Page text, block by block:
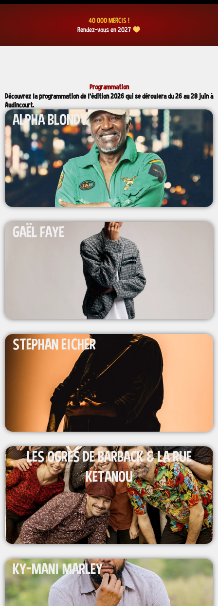
40 000 MERCIS !
Rendez-vous en 2027
Programmation
Découvrez la programmation de l'édition 2026 qui se déroulera du 26 au 28 juin à
Audincourt.
ALPHA BLONDY
GAËL FAYE
STEPHAN EICHER
LES OGRES DE BARBACK & LA RUE
KETANOU
KY-MANI MARLEY